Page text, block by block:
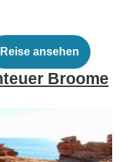
Reise ansehen
Broome